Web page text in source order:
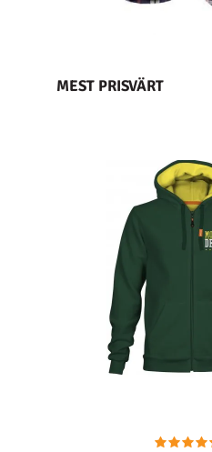
MEST PRISVÄRT